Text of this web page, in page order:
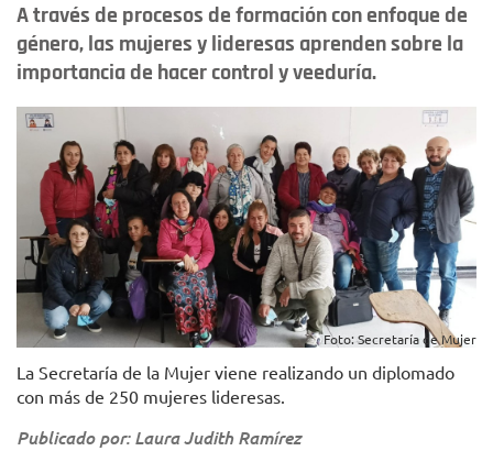
A través de procesos de formación con enfoque de
género, las mujeres y lideresas aprenden sobre la
importancia de hacer control y veeduría.
Foto: Secretaría de Mujer
La Secretaría de la Mujer viene realizando un diplomado
con más de 250 mujeres lideresas.
Publicado por: Laura Judith Ramírez